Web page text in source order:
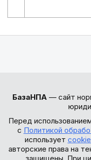
БазаНПА — сайт
Перед
с Политикой
использует
авторские права на